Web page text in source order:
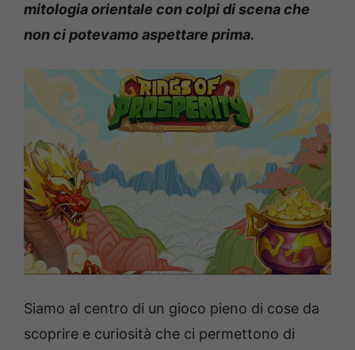
mitologia orientale con colpi di scena che
non ci potevamo aspettare prima.
Siamo al centro di un gioco pieno di cose da
scoprire e curiosità che ci permettono di